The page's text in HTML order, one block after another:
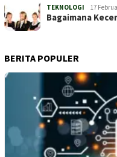
TEKNOLOGI 17
Bagaimana
BERITA POPULER